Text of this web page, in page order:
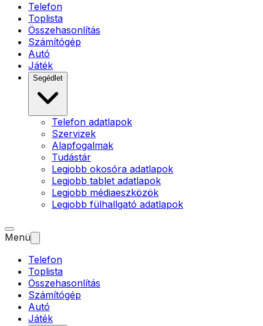
Telefon
Toplista
Összehasonlítás
Számítógép
Autó
Játék
Segédlet
Telefon adatlapok
Szervizek
Alapfogalmak
Tudástár
Legjobb okosóra adatlapok
Legjobb tablet adatlapok
Legjobb médiaeszközök
Legjobb fülhallgató adatlapok
Menü
Telefon
Toplista
Összehasonlítás
Számítógép
Autó
Játék